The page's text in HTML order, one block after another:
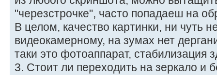
"черезстрочке", часто попадаеш на
В целом, качество картинки, ни чуть
видеокамерному, на зумах нет
таки это фотоаппарат, стабилизация
3. Стоит ли переходить на зеркало и